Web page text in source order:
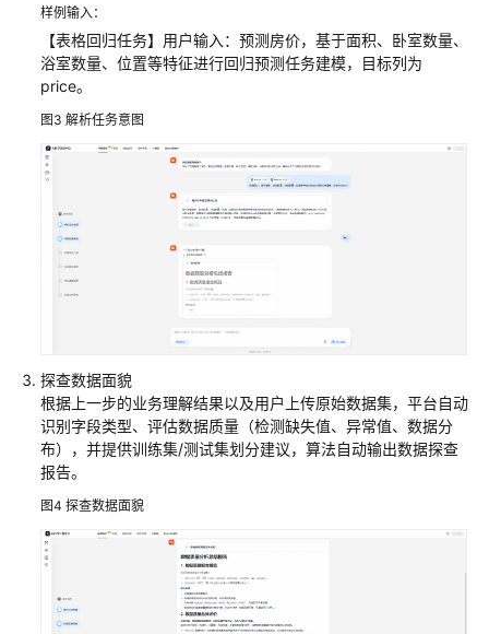
使
用
科
研
助
手
配
置
研
样例输入：
【表格回归任务】用户输入：预测房价，基于面积、卧室数量、
浴室数量、位置等特征进行回归预测任务建模，目标列为
price。
图3 解析任务意图
探查数据面貌
根据上一步的业务理解结果以及用户上传原始数据集，平台自动
识别字段类型、评估数据质量（检测缺失值、异常值、数据分
布），并提供训练集/测试集划分建议，算法自动输出数据探查
报告。
图4 探查数据面貌